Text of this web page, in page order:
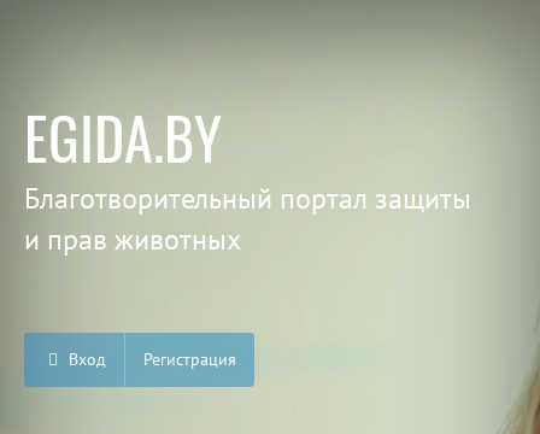
EGIDA.BY
Благотворительный портал защиты
и прав животных
Вход Регистрация